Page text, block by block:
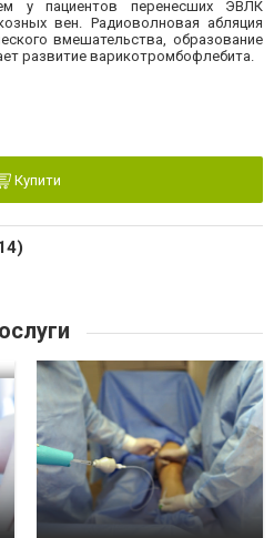
у пациентов перенесших ЭВЛК
вен. Радиоволновая абляция
вмешательства, образование
развитие варикотромбофлебита.
Купити